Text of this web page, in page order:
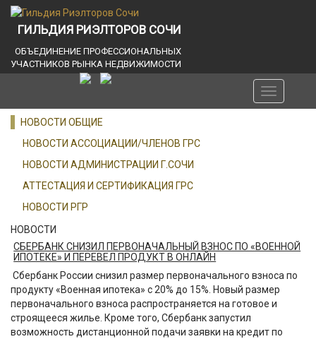
ГИЛЬДИЯ РИЭЛТОРОВ СОЧИ
ОБЪЕДИНЕНИЕ ПРОФЕССИОНАЛЬНЫХ
УЧАСТНИКОВ РЫНКА НЕДВИЖИМОСТИ
Toggle
navigation
НОВОСТИ ОБЩИЕ
НОВОСТИ АССОЦИАЦИИ/ЧЛЕНОВ ГРС
НОВОСТИ АДМИНИСТРАЦИИ Г.СОЧИ
АТТЕСТАЦИЯ И СЕРТИФИКАЦИЯ ГРС
НОВОСТИ РГР
НОВОСТИ
СБЕРБАНК СНИЗИЛ ПЕРВОНАЧАЛЬНЫЙ ВЗНОС ПО «ВОЕННОЙ
ИПОТЕКЕ» И ПЕРЕВЕЛ ПРОДУКТ В ОНЛАЙН
Сбербанк России снизил размер первоначального взноса по
продукту «Военная ипотека» с 20% до 15%. Новый размер
первоначального взноса распространяется на готовое и
строящееся жилье. Кроме того, Сбербанк запустил
возможность дистанционной подачи заявки на кредит по